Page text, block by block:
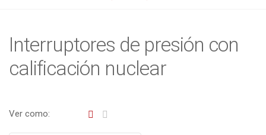
Interruptores de presión con
calificación nuclear
Ver como: